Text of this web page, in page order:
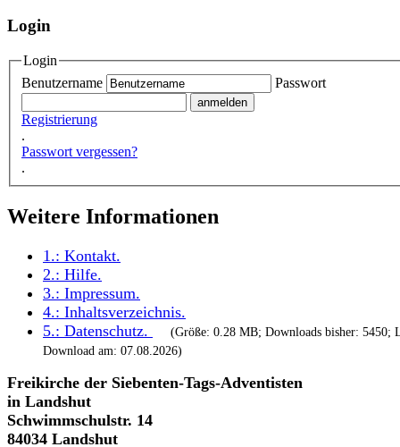
Login
Login
Benutzername
Passwort
Registrierung
.
Passwort vergessen?
.
Weitere Informationen
1.: Kontakt.
2.: Hilfe.
3.: Impressum.
4.: Inhaltsverzeichnis.
5.: Datenschutz.
(Größe: 0.28 MB; Downloads bisher: 5450;
Download am: 07.08.2026)
Freikirche der Siebenten-Tags-Adventisten
in Landshut
Schwimmschulstr. 14
84034 Landshut